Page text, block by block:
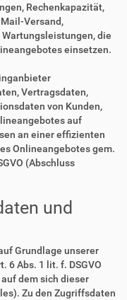
Rechenkapazität,
Versand,
die
einsetzen.
Vertragsdaten,
von Kunden,
auf
an einer effizienten
Onlineangebotes gem.
(Abschluss
und
Grundlage unserer
6 Abs. 1 lit. f. DSGVO
dem sich dieser
Zu den Zugriffsdaten